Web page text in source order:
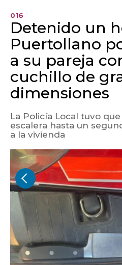
016
Detenido un
Puertollano
a su pareja
cuchillo de
dimensiones
La Policía Local tuvo
escalera hasta un
a la vivienda